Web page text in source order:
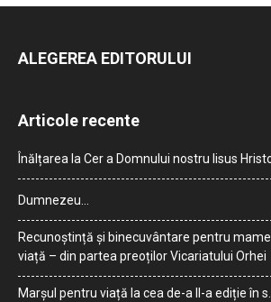
ALEGEREA EDITORULUI
Articole recente
Înălțarea la Cer a Domnului nostru Iisus
Dumnezeu…
Recunoștință și binecuvântare pentru
viață – din partea preoților Vicariatului Orhei
Marșul pentru viață la cea de-a II-a ediție în